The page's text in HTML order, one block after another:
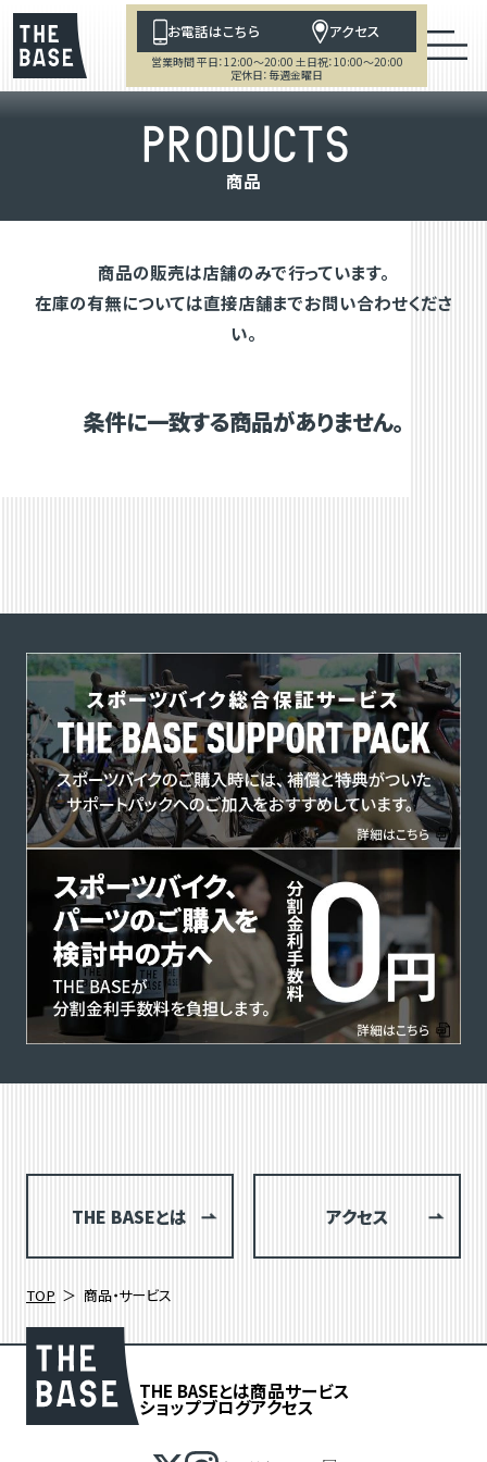
お電話はこちら アクセス
営業時間 平日：12:00～20:00 土日祝：10:00～20:00
定休日：毎週金曜日
PRODUCTS
商品
商品の販売は店舗のみで行っています。
在庫の有無については直接店舗までお問い合わせくださ
い。
条件に一致する商品がありません。
THE BASEとは アクセス
TOP 商品・サービス
THE BASEとは商品サービス
ショップブログアクセス